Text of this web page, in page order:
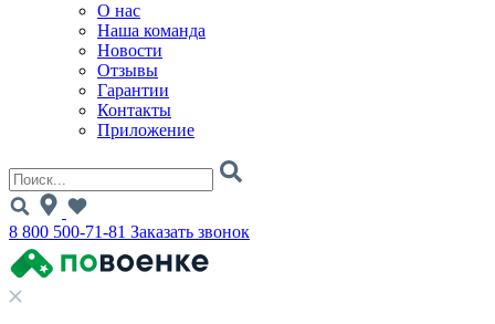
О нас
Наша команда
Новости
Отзывы
Гарантии
Контакты
Приложение
8 800 500-71-81 Заказать звонок